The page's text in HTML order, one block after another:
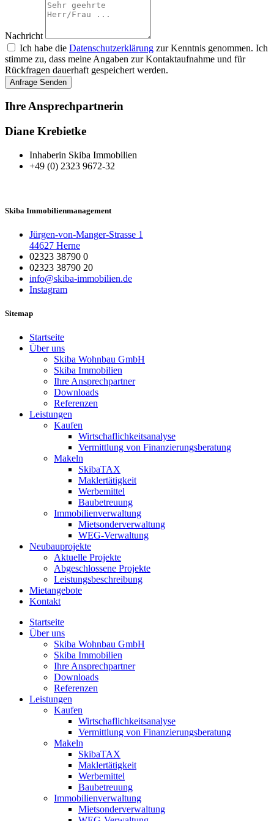
Nachricht
Ich habe die Datenschutzerklärung zur Kenntnis genommen. Ich
stimme zu, dass meine Angaben zur Kontaktaufnahme und für
Rückfragen dauerhaft gespeichert werden.
Anfrage Senden
Ihre Ansprechpartnerin
Diane Krebietke
Inhaberin Skiba Immobilien
+49 (0) 2323 9672-32
Skiba Immobilienmanagement
Jürgen-von-Manger-Strasse 1
44627 Herne
02323 38790 0
02323 38790 20
info@skiba-immobilien.de
Instagram
Sitemap
Startseite
Über uns
Skiba Wohnbau GmbH
Skiba Immobilien
Ihre Ansprechpartner
Downloads
Referenzen
Leistungen
Kaufen
Wirtschaflichkeitsanalyse
Vermittlung von Finanzierungsberatung
Makeln
SkibaTAX
Maklertätigkeit
Werbemittel
Baubetreuung
Immobilienverwaltung
Mietsonderverwaltung
WEG-Verwaltung
Neubauprojekte
Aktuelle Projekte
Abgeschlossene Projekte
Leistungsbeschreibung
Mietangebote
Kontakt
Startseite
Über uns
Skiba Wohnbau GmbH
Skiba Immobilien
Ihre Ansprechpartner
Downloads
Referenzen
Leistungen
Kaufen
Wirtschaflichkeitsanalyse
Vermittlung von Finanzierungsberatung
Makeln
SkibaTAX
Maklertätigkeit
Werbemittel
Baubetreuung
Immobilienverwaltung
Mietsonderverwaltung